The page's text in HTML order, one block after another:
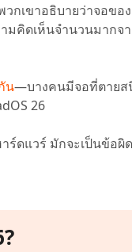
วกเขาอธิบายว่าจอขอ
มคิดเห็นจำนวนมากจ
น—บางคนมีจอที่ตาย
26
ร์ดแวร์ มักจะเป็นข้อผิ